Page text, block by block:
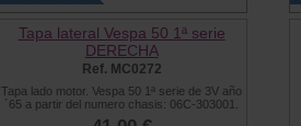
Tapa lateral Vespa 50 1ª serie
DERECHA
Ref. MC0272
Tapa lado motor. Vespa 50 1ª serie de 3V año
´65 a partir del numero chasis: 06C-303001.